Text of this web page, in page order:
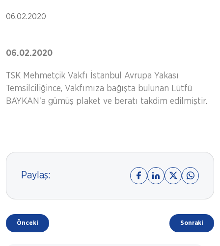
06.02.2020
06.02.2020
TSK Mehmetçik Vakfı İstanbul Avrupa Yakası
Temsilciliğince, Vakfımıza bağışta bulunan Lütfü
BAYKAN'a gümüş plaket ve beratı takdim edilmiştir.
Paylaş:
Önceki Sonraki